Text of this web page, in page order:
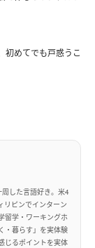
初めてでも戸惑うこ
した言語好き。米4
リピンでインターン
留学・ワーキングホ
・暮らす」を実体験
じるポイントを実体